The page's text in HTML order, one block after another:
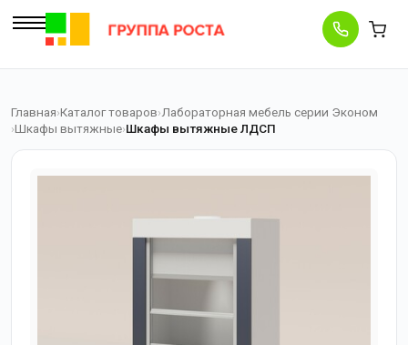
Главная Каталог товаров Лабораторная мебель серии Эконом
Шкафы вытяжные Шкафы вытяжные ЛДСП